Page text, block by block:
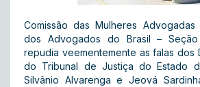
Comissão das Mulheres
dos Advogados do Brasil – Seção
repudia veementemente as falas dos
do Tribunal de Justiça do Estado
Silvânio Alvarenga e Jeová